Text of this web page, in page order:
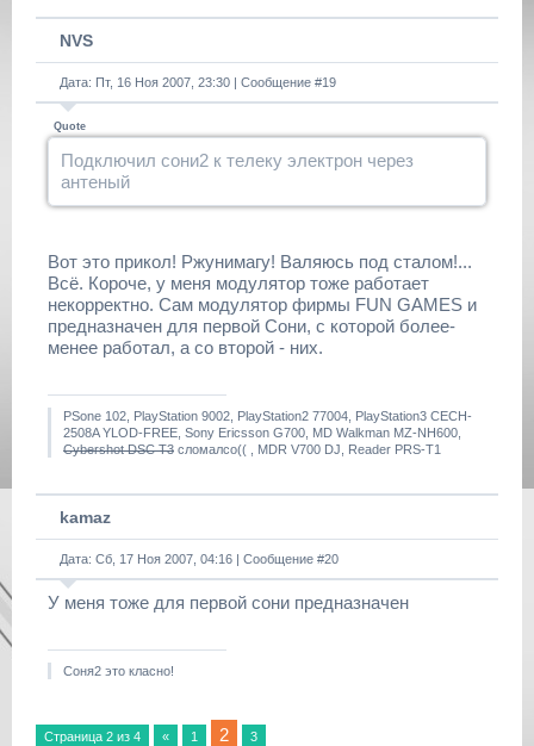
NVS
Дата: Пт, 16 Ноя 2007, 23:30 | Сообщение #19
Quote
Подключил сони2 к телеку электрон через
антеный
Вот это прикол! Ржунимагу! Валяюсь под сталом!...
Всё. Короче, у меня модулятор тоже работает
некорректно. Сам модулятор фирмы FUN GAMES и
предназначен для первой Сони, с которой более-
менее работал, а со второй - них.
PSone 102, PlayStation 9002, PlayStation2 77004, PlayStation3 CECH-
2508A YLOD-FREE, Sony Ericsson G700, MD Walkman MZ-NH600,
Cybershot DSC T3 сломалсо(( , MDR V700 DJ, Reader PRS-T1
kamaz
Дата: Сб, 17 Ноя 2007, 04:16 | Сообщение #20
У меня тоже для первой сони предназначен
Соня2 это класно!
Страница 2 из 4 « 1 2 3